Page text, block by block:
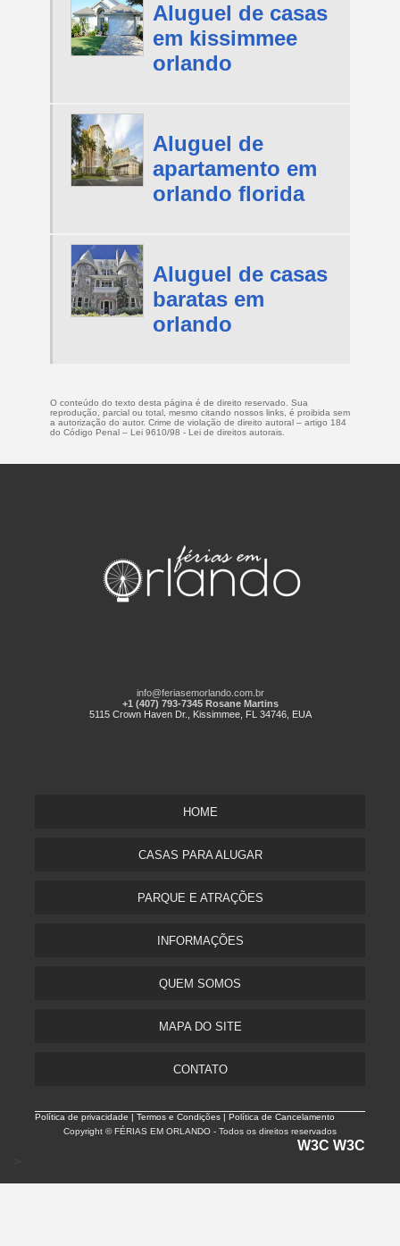
Aluguel de casas
em kissimmee
orlando
Aluguel de
apartamento em
orlando florida
Aluguel de casas
baratas em
orlando
O conteúdo do texto desta página é de direito reservado. Sua
reprodução, parcial ou total, mesmo citando nossos links, é proibida sem
a autorização do autor. Crime de violação de direito autoral – artigo 184
do Código Penal – Lei 9610/98 - Lei de direitos autorais
info@feriasemorlando.com.br
+1 (407) 793-7345 Rosane Martins
5115 Crown Haven Dr., Kissimmee, FL 34746, EUA
HOME
CASAS PARA ALUGAR
PARQUE E ATRAÇÕES
INFORMAÇÕES
QUEM SOMOS
MAPA DO SITE
CONTATO
Política de privacidade |Termos e Condições | Política de Cancelamento
Copyright © FÉRIAS EM ORLANDO - Todos os direitos reservados
W3C W3C